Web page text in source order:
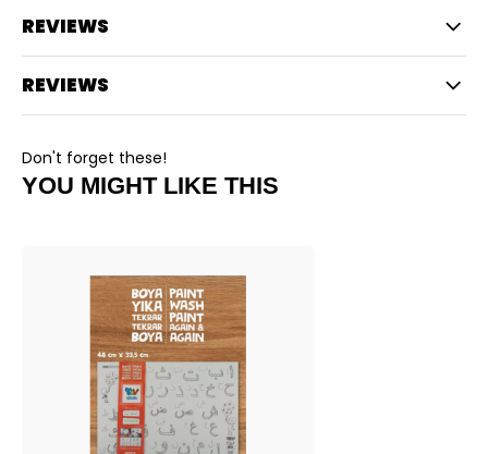
REVIEWS
REVIEWS
Don't forget these!
YOU MIGHT LIKE THIS